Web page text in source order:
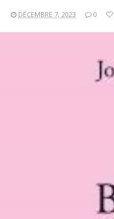
DÉCEMBRE 7, 2023 0